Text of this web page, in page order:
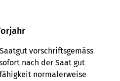
vorschriftsgemäss
nach der Saat gut
normalerweise